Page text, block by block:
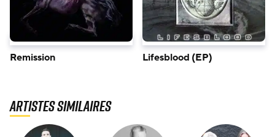
Remission Lifesblood (EP)
Artistes similaires